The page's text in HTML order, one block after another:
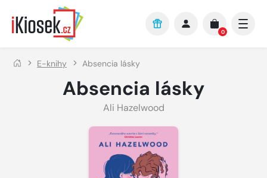
Přejít na hlavní obsah
0
E-knihy Absencia lásky
Absencia lásky
Ali Hazelwood